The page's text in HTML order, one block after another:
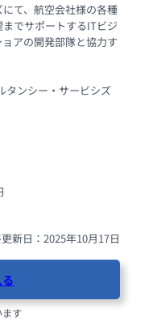
て、航空会社様の各種
でサポートするITビジ
アの開発部隊と協力す
タンシー・サービシズ
新日：2025年10月17日
す